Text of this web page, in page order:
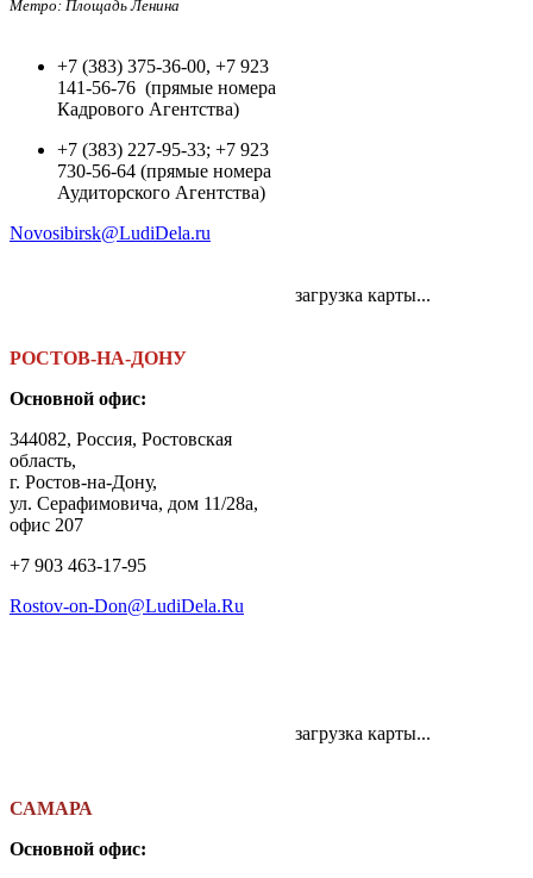
Метро: Площадь Ленина
+7 (383) 375-36-00, +7 923
141-56-76 (прямые номера
Кадрового Агентства)
+7 (383) 227-95-33; +7 923
730-56-64 (прямые номера
Аудиторского Агентства)
Novosibirsk@LudiDela.ru
РОСТОВ-НА-ДОНУ
Основной офис:
344082, Россия, Ростовская
область,
г. Ростов-на-Дону,
ул. Серафимовича, дом 11/28а,
офис 207
+7 903 463-17-95
Rostov-on-Don@LudiDela.Ru
загрузка карты...
САМАРА
Основной офис:
загрузка карты...